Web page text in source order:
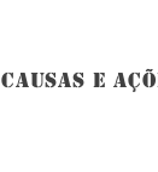
CAUSAS E